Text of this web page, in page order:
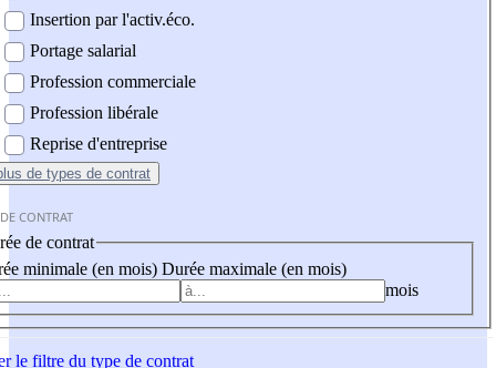
Insertion par l'activ.éco.
Portage salarial
Profession commerciale
Profession libérale
Reprise d'entreprise
de types de contrat
CONTRAT
de contrat
minimale (en mois) Durée maximale (en mois)
mois
le filtre du type de contrat